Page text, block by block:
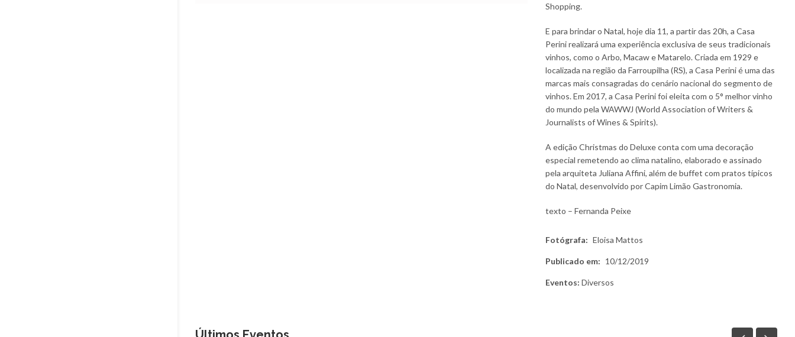
Shopping.
E para brindar o Natal, hoje dia 11, a partir das 20h, a Casa
Perini realizará uma experiência exclusiva de seus tradicionais
vinhos, como o Arbo, Macaw e Matarelo. Criada em 1929 e
localizada na região da Farroupilha (RS), a Casa Perini é uma das
marcas mais consagradas do cenário nacional do segmento de
vinhos. Em 2017, a Casa Perini foi eleita com o 5° melhor vinho
do mundo pela WAWWJ (World Association of Writers &
Journalists of Wines & Spirits).
A edição Christmas do Deluxe conta com uma decoração
especial remetendo ao clima natalino, elaborado e assinado
pela arquiteta Juliana Affini, além de buffet com pratos típicos
do Natal, desenvolvido por Capim Limão Gastronomia.
texto – Fernanda Peixe
Fotógrafa: Eloisa Mattos
Publicado em: 10/12/2019
Eventos: Diversos